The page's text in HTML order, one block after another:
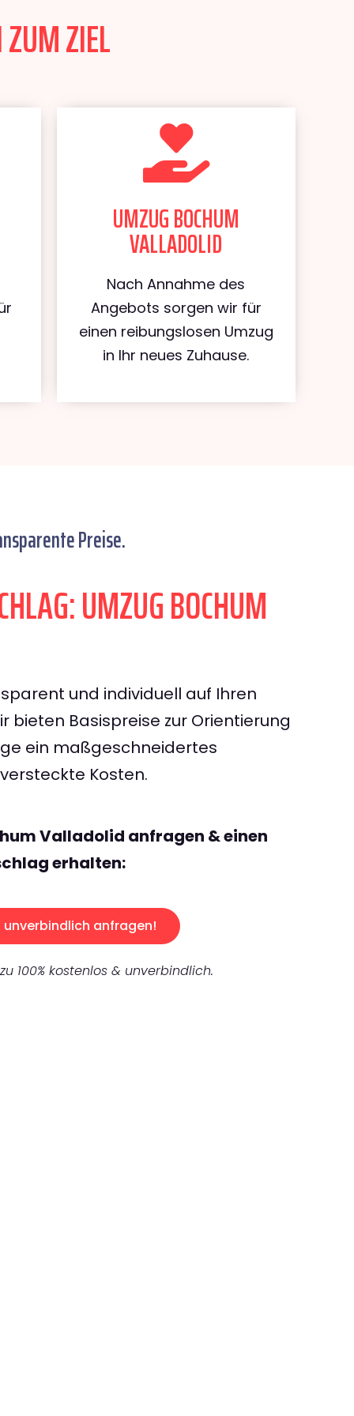
ZIEL
UMZUG BOCHUM
VALLADOLID
Nach Annahme des
Angebots sorgen wir für
einen reibungslosen Umzug
in Ihr neues Zuhause.
Preise.
UMZUG BOCHUM
und individuell auf Ihren
bieten Basispreise zur Orientierung
ein maßgeschneidertes
Kosten.
Valladolid anfragen & einen
erhalten:
unverbindlich anfragen!
100% kostenlos & unverbindlich.